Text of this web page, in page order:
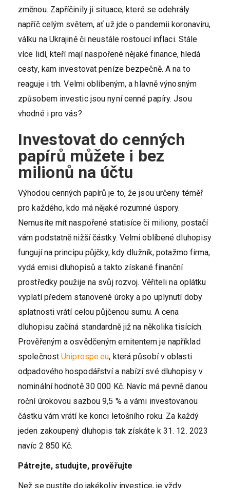
změnou. Zapříčinily ji situace, které se odehrály
napříč celým světem, ať už jde o pandemii koronaviru,
válku na Ukrajině či neustále rostoucí inflaci. Stále
více lidí, kteří mají naspořené nějaké finance, hledá
cesty, kam investovat peníze bezpečně. A na to
reaguje i trh. Velmi oblíbeným, a hlavně výnosným
způsobem investic jsou nyní cenné papíry. Jsou
vhodné i pro vás?
Investovat do cenných
papírů můžete i bez
milionů na účtu
Výhodou cenných papírů je to, že jsou určeny téměř
pro každého, kdo má nějaké rozumné úspory.
Nemusíte mít naspořené statisíce či miliony, postačí
vám podstatně nižší částky. Velmi oblíbené dluhopisy
fungují na principu půjčky, kdy dlužník, potažmo firma,
vydá emisi dluhopisů a takto získané finanční
prostředky použije na svůj rozvoj. Věřiteli na oplátku
vyplatí předem stanovené úroky a po uplynutí doby
splatnosti vrátí celou půjčenou sumu. A cena
dluhopisu začíná standardně již na několika tisících.
Prověřeným a osvědčeným emitentem je například
společnostUniprospe.eu, která působí v oblasti
odpadového hospodářství a nabízí své dluhopisy v
nominální hodnotě 30 000 Kč. Navíc má pevně danou
roční úrokovou sazbou 9,5 % a vámi investovanou
částku vám vrátí ke konci letošního roku. Za každý
jeden zakoupený dluhopis tak získáte k 31. 12. 2023
navíc 2 850 Kč.
Pátrejte, studujte, prověřujte
Než se pustíte do jakékoliv investice, je vždy